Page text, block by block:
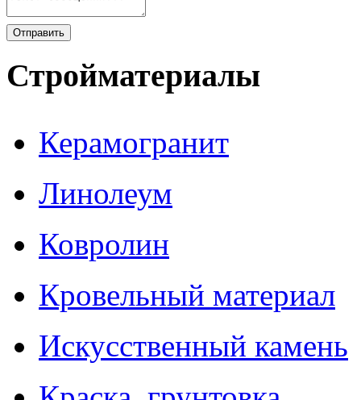
Стройматериалы
Керамогранит
Линолеум
Ковролин
Кровельный материал
Искусственный камень